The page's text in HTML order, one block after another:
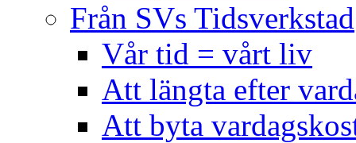
Från SVs Tidsverkstad
Vår tid = vårt liv
Att längta efter
Att byta